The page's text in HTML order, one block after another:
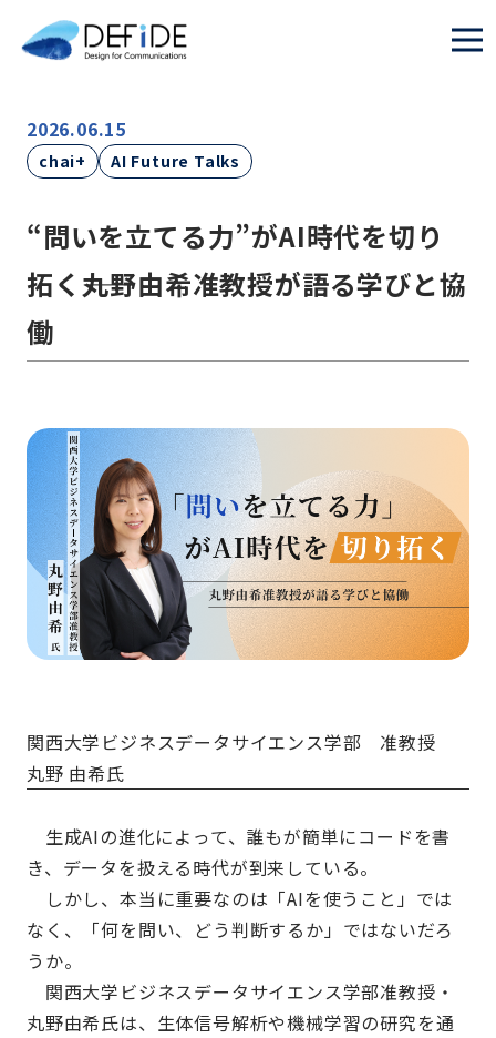
2026.06.15
chai+ AI Future Talks
“問いを立てる力”がAI時代を切り
拓く――丸野由希准教授が語る学びと協
働
関西大学ビジネスデータサイエンス学部 准教授
丸野 由希氏
生成AIの進化によって、誰もが簡単にコードを書
き、データを扱える時代が到来している。
しかし、本当に重要なのは「AIを使うこと」では
なく、「何を問い、どう判断するか」ではないだろ
うか。
関西大学ビジネスデータサイエンス学部准教授・
丸野由希氏は、生体信号解析や機械学習の研究を通